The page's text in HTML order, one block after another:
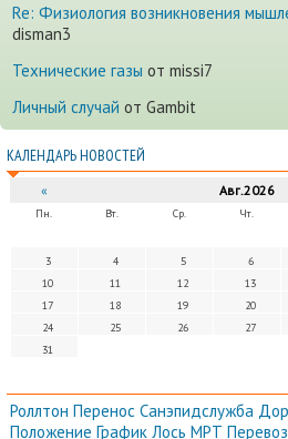
Re: Физиология возникновения
disman3
Технические газы от missi7
Личный случай от Gambit
КАЛЕНДАРЬ НОВОСТЕЙ
« Авг.2026
Пн. Вт. Ср. Чт.
3
4 5 6
10
11 12 13
17
18 19 20
24
25 26 27
31
Роллтон Перенос Санэпидслужба
Положение График Лось МРТ